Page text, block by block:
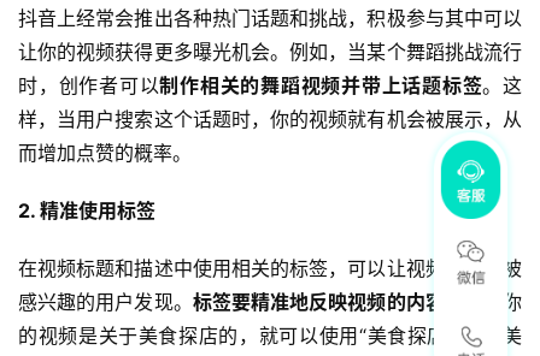
抖音上经常会推出各种热门话题和挑战，积极参与其中可以
让你的视频获得更多曝光机会。例如，当某个舞蹈挑战流行
时，创作者可以制作相关的舞蹈视频并带上话题标签。这
样，当用户搜索这个话题时，你的视频就有机会被展示，从
而增加点赞的概率。
2. 精准使用标签
在视频标题和描述中使用相关的标签，可以让视频更容易被
感兴趣的用户发现。 标签要精准地反映视频的内容
，比如你
的视频是关于美食探店的，就可以使用“美食探店”“城市美